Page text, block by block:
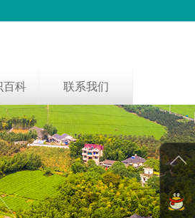
百科 联系我们